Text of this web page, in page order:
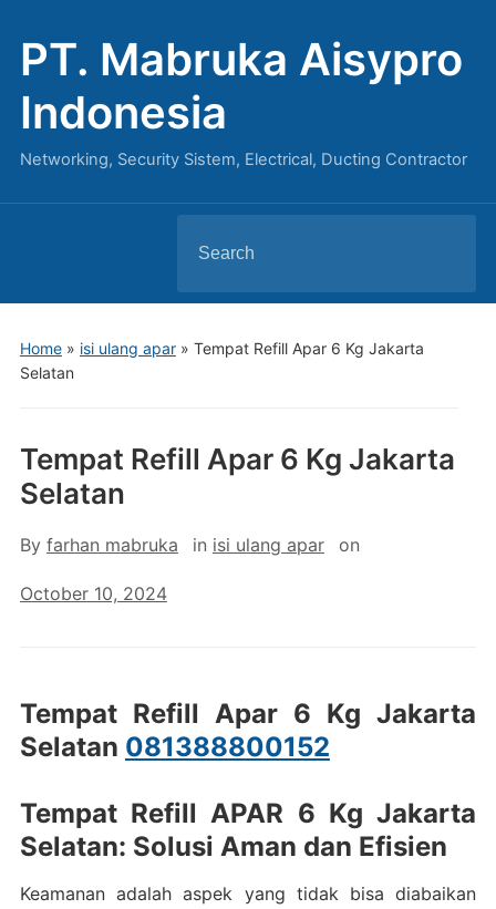
PT. Mabruka Aisypro
Indonesia
Networking, Security Sistem, Electrical, Ducting Contractor
for:
Home» isi ulang apar» Tempat Refill Apar 6 Kg Jakarta
Selatan
Tempat Refill Apar 6 Kg Jakarta
Selatan
By farhan mabruka in isi ulang apar on
October 10, 2024
Tempat Refill Apar 6 Kg Jakarta
Selatan 081388800152
Tempat Refill APAR 6 Kg Jakarta
Selatan: Solusi Aman dan Efisien
Keamanan adalah aspek yang tidak bisa diabaikan